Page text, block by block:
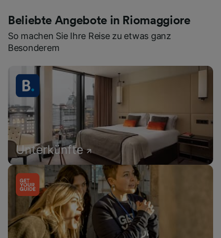
Beliebte Angebote in Riomaggiore
So machen Sie Ihre Reise zu etwas ganz
Besonderem
Unterkünfte